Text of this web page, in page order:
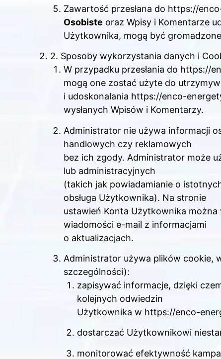
Zawartość przesłana do https://
Osobiste oraz Wpisy i Komentarze
Użytkownika, mogą być
2. Sposoby wykorzystania danych i
W przypadku przesłania do https://
mogą one zostać użyte do
i udoskonalania https://enco-
wysłanych Wpisów i Komentarzy.
Administrator nie używa informacji
handlowych czy reklamowych
bez ich zgody. Administrator może
lub administracyjnych
(takich jak powiadamianie o
obsługa Użytkownika). Na stronie
ustawień Konta Użytkownika
wiadomości e-mail z informacjami
o aktualizacjach.
Administrator używa plików cookie,
szczególności):
zapisywać informacje, dzięki
kolejnych odwiedzin
Użytkownika w https://enco-
dostarczać Użytkownikowi
monitorować efektywność